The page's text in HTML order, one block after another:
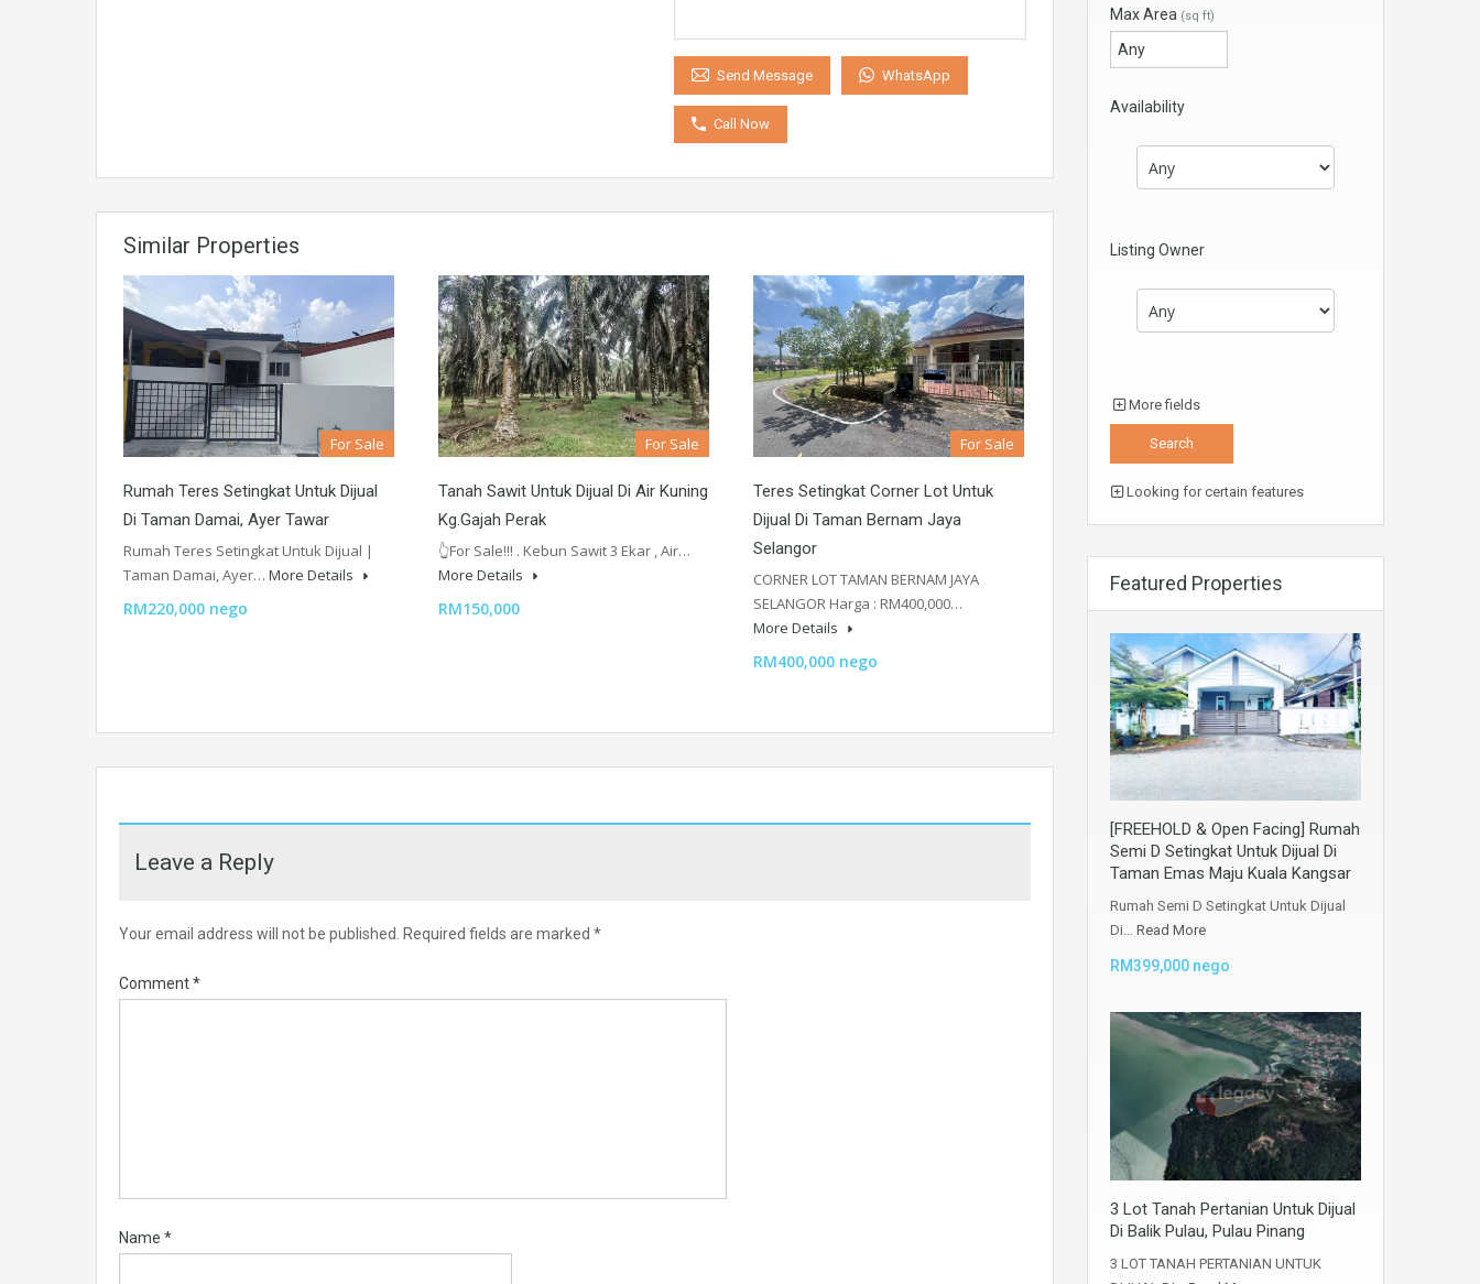
Send Message WhatsApp
Call Now
Similar Properties
For Sale
Rumah Teres Setingkat Untuk Dijual
Di Taman Damai, Ayer Tawar
Rumah Teres Setingkat Untuk Dijual |
Taman Damai, Ayer… More Details
RM220,000 nego
For Sale
Tanah Sawit Untuk Dijual Di Air Kuning
Kg.Gajah Perak
👆For Sale!!! . Kebun Sawit 3 Ekar , Air…
More Details
RM150,000
For Sale
Teres Setingkat Corner Lot Untuk
Dijual Di Taman Bernam Jaya
Selangor
CORNER LOT TAMAN BERNAM JAYA
SELANGOR Harga : RM400,000…
More Details
RM400,000 nego
Leave a Reply
Your email address will not be published. Required fields are marked *
Comment*
Name *
Max Area (sq ft)
Availability
Listing Owner
More fields
Looking for certain features
Featured Properties
[FREEHOLD & Open Facing] Rumah
Semi D Setingkat Untuk Dijual Di
Taman Emas Maju Kuala Kangsar
Rumah Semi D Setingkat Untuk Dijual
Di… Read More
RM399,000 nego
3 Lot Tanah Pertanian Untuk Dijual
Di Balik Pulau, Pulau Pinang
3 LOT TANAH PERTANIAN UNTUK